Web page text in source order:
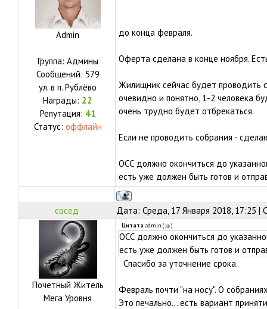
Admin
Группа: Админы
Сообщений: 579
ул. в п. Рублёво
Награды: 22
Репутация: 41
Статус: оффлайн
до конца февраля.
Оферта сделана в конце ноября.
Жилищник сейчас будет проводить
очевидно и понятно, 1-2 человека
очень трудно будет отбрекаться.
Если не проводить собрания -
ОСС должно окончиться до
есть уже должен быть готов и
сосед Дата: Среда, 17 Января 2018, 17:25 |
Почетный Житель
Мега Уровня
Цитата admin ( )
ОСС должно окончиться до
есть уже должен быть готов и
Спасибо за уточнение срока.
Февраль почти "на носу". О
Это печально... есть вариант